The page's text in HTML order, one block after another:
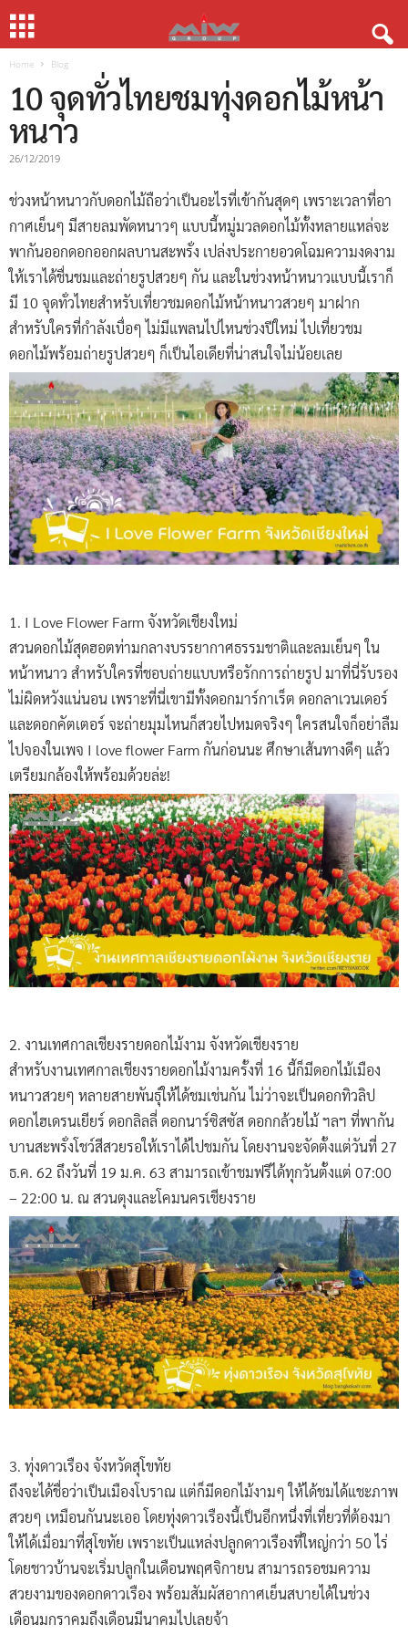
Home Blog
10 จุดทั่วไทยชมทุ่งดอกไม้หน้า
หนาว
26/12/2019
ช่วงหน้าหนาวกับดอกไม้ถือว่าเป็นอะไรที่เข้ากันสุดๆ เพราะเวลาที่อา
กาศเย็นๆ มีสายลมพัดหนาวๆ แบบนี้หมู่มวลดอกไม้ทั้งหลายแหล่จะ
พากันออกดอกออกผลบานสะพรั่ง เปล่งประกายอวดโฉมความงดงาม
ให้เราได้ชื่นชมและถ่ายรูปสวยๆ กัน และในช่วงหน้าหนาวแบบนี้เราก็
มี 10 จุดทั่วไทยสำหรับเที่ยวชมดอกไม้หน้าหนาวสวยๆ มาฝาก
สำหรับใครที่กำลังเบื่อๆ ไม่มีแพลนไปไหนช่วงปีใหม่ ไปเที่ยวชม
ดอกไม้พร้อมถ่ายรูปสวยๆ ก็เป็นไอเดียที่น่าสนใจไม่น้อยเลย
1. I Love Flower Farm จังหวัดเชียงใหม่
สวนดอกไม้สุดฮอตท่ามกลางบรรยากาศธรรมชาติและลมเย็นๆ ใน
หน้าหนาว สำหรับใครที่ชอบถ่ายแบบหรือรักการถ่ายรูป มาที่นี่รับรอง
ไม่ผิดหวังแน่นอน เพราะที่นี่เขามีทั้งดอกมาร์กาเร็ต ดอกลาเวนเดอร์
และดอกคัตเตอร์ จะถ่ายมุมไหนก็สวยไปหมดจริงๆ ใครสนใจก็อย่าลืม
ไปจองในเพจ I love flower Farm กันก่อนนะ ศึกษาเส้นทางดีๆ แล้ว
เตรียมกล้องให้พร้อมด้วยล่ะ!
2. งานเทศกาลเชียงรายดอกไม้งาม จังหวัดเชียงราย
สำหรับงานเทศกาลเชียงรายดอกไม้งามครั้งที่ 16 นี้ก็มีดอกไม้เมือง
หนาวสวยๆ หลายสายพันธุ์ให้ได้ชมเช่นกัน ไม่ว่าจะเป็นดอกทิวลิป
ดอกไฮเดรนเยียร์ ดอกลิลลี่ ดอกนาร์ซิสซัส ดอกกล้วยไม้ ฯลฯ ที่พากัน
บานสะพรั่งโชว์สีสวยรอให้เราได้ไปชมกัน โดยงานจะจัดตั้งแต่วันที่ 27
ธ.ค. 62 ถึงวันที่ 19 ม.ค. 63 สามารถเข้าชมฟรีได้ทุกวันตั้งแต่ 07:00
– 22:00 น. ณ สวนตุงและโคมนครเชียงราย
3. ทุ่งดาวเรือง จังหวัดสุโขทัย
ถึงจะได้ชื่อว่าเป็นเมืองโบราณ แต่ก็มีดอกไม้งามๆ ให้ได้ชมได้แชะภาพ
สวยๆ เหมือนกันนะเออ โดยทุ่งดาวเรืองนี้เป็นอีกหนึ่งที่เที่ยวที่ต้องมา
ให้ได้เมื่อมาที่สุโขทัย เพราะเป็นแหล่งปลูกดาวเรืองที่ใหญ่กว่า 50 ไร่
โดยชาวบ้านจะเริ่มปลูกในเดือนพฤศจิกายน สามารถรอชมความ
สวยงามของดอกดาวเรือง พร้อมสัมผัสอากาศเย็นสบายได้ในช่วง
เดือนมกราคมถึงเดือนมีนาคมไปเลยจ้า